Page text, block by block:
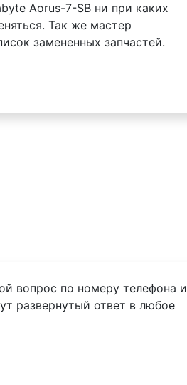
Aorus-7-SB ни при каких
Так же мастер
замененных запчастей.
вопрос по номеру телефона и
развернутый ответ в любое